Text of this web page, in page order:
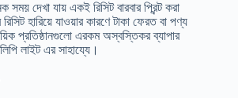
সময় দেখা যায় একই রিসিট বারবার প্রিন্ট করা
হারিয়ে যাওয়ার কারণে টাকা ফেরত বা পণ্য
প্রতিষ্ঠানগুলো এরকম অস্বস্তিকর ব্যাপার
লাইট এর সাহায্যে।